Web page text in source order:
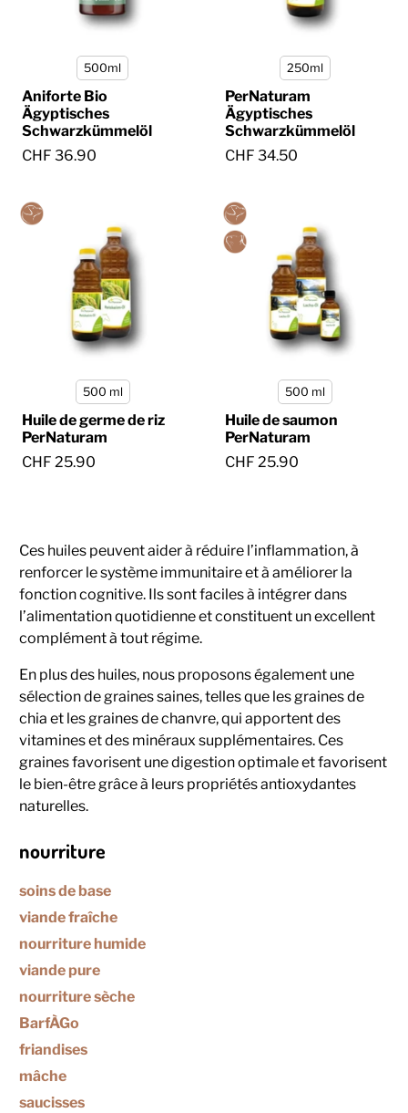
nourriture
soins de base
viande fraîche
nourriture humide
viande pure
nourriture sèche
BarfÀGo
friandises
mâche
saucisses
500ml
Aniforte Bio
Ägyptisches
Schwarzkümmelöl
CHF 36.90
250ml
PerNaturam
Ägyptisches
Schwarzkümmelöl
CHF 34.50
500 ml
Huile de germe de riz
PerNaturam
CHF 25.90
500 ml
Huile de saumon
PerNaturam
CHF 25.90
Ces huiles peuvent aider à réduire l’inflammation, à
renforcer le système immunitaire et à améliorer la
fonction cognitive. Ils sont faciles à intégrer dans
l’alimentation quotidienne et constituent un excellent
complément à tout régime.
En plus des huiles, nous proposons également une
sélection de graines saines, telles que les graines de
chia et les graines de chanvre, qui apportent des
vitamines et des minéraux supplémentaires. Ces
graines favorisent une digestion optimale et favorisent
le bien-être grâce à leurs propriétés antioxydantes
naturelles.